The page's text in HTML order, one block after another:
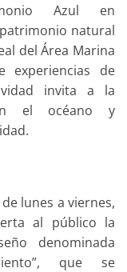
Azul en
natural
del Área Marina
experiencias de
invita a la
el océano y
lunes a viernes,
al público la
denominada
que se